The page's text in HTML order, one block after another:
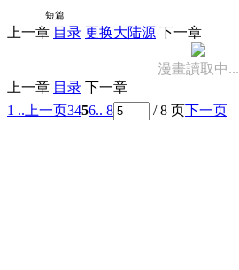
短篇
上一章 目录 更换大陆源 下一章
漫畫讀取中...
上一章 目录 下一章
1 .. 上一页3456.. 8 / 8 页下一页